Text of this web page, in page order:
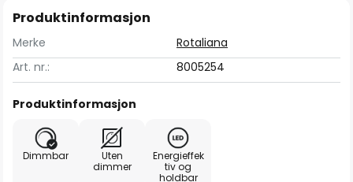
Produktinformasjon
Merke
Rotaliana
Art. nr.:
8005254
Produktinformasjon
Dimmbar
Uten
dimmer
Energieffek
tiv og
holdbar